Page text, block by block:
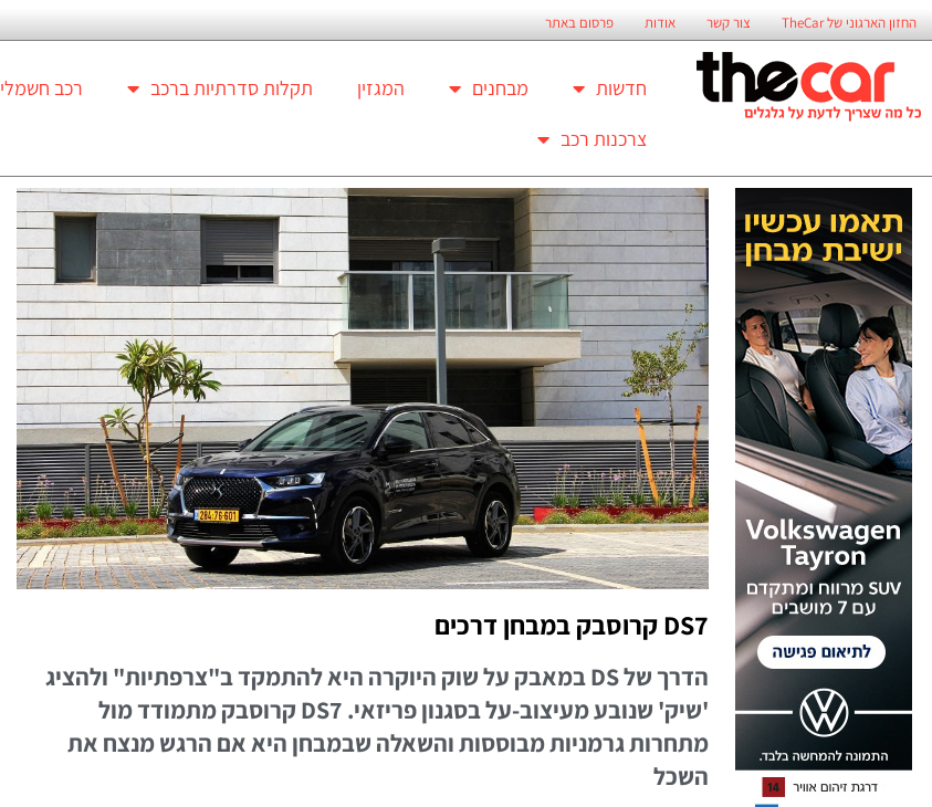
החזון הארגוני של TheCar צור קשר אודות פרסום באתר
חדשות מבחנים המגזין תקלות סדרתיות ברכב רכב חשמלי
צרכנות רכב
DS7 קרוסבק במבחן דרכים
הדרך של DS במאבק על שוק היוקרה היא להתמקד ב"צרפתיות" ולהציג
'שיק' שנובע מעיצוב-על בסגנון פריזאי. DS7 קרוסבק מתמודד מול
מתחרות גרמניות מבוססות והשאלה שבמבחן היא אם הרגש מנצח את
השכל